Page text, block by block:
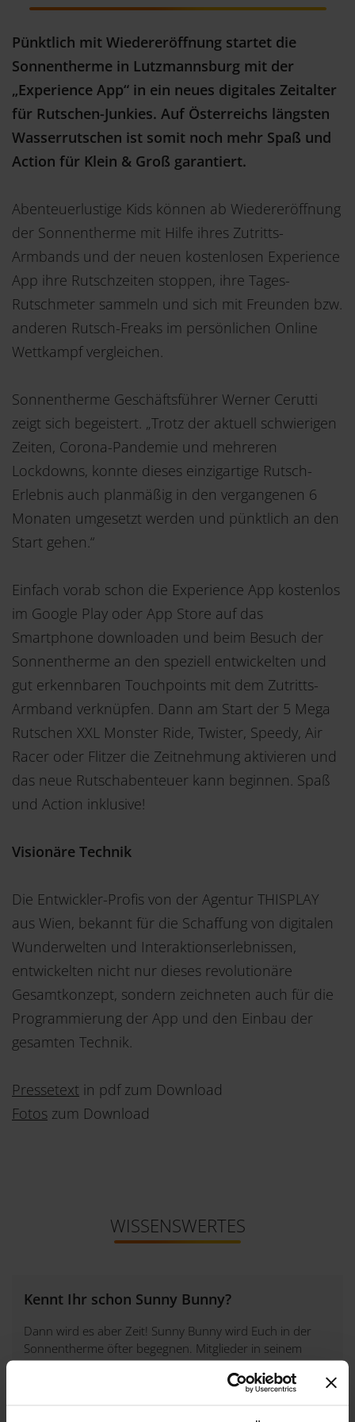
Pünktlich mit Wiedereröffnung startet die
Sonnentherme in Lutzmannsburg mit der
„Experience App“ in ein neues digitales Zeitalter
für Rutschen-Junkies. Auf Österreichs längsten
Wasserrutschen ist somit noch mehr Spaß und
Action für Klein & Groß garantiert.
Abenteuerlustige Kids können ab Wiedereröffnung
der Sonnentherme mit Hilfe ihres Zutritts-
Armbands und der neuen kostenlosen Experience
App ihre Rutschzeiten stoppen, ihre Tages-
Rutschmeter sammeln und sich mit Freunden bzw.
anderen Rutsch-Freaks im persönlichen Online
Wettkampf vergleichen.
Sonnentherme Geschäftsführer Werner Cerutti
zeigt sich begeistert. „Trotz der aktuell schwierigen
Zeiten, Corona-Pandemie und mehreren
Lockdowns, konnte dieses einzigartige Rutsch-
Erlebnis auch planmäßig in den vergangenen 6
Monaten umgesetzt werden und pünktlich an den
Start gehen.“
Einfach vorab schon die Experience App kostenlos
im Google Play oder App Store auf das
Smartphone downloaden und beim Besuch der
Sonnentherme an den speziell entwickelten und
gut erkennbaren Touchpoints mit dem Zutritts-
Armband verknüpfen. Dann am Start der 5 Mega
Rutschen XXL Monster Ride, Twister, Speedy, Air
Racer oder Flitzer die Zeitnehmung aktivieren und
das neue Rutschabenteuer kann beginnen. Spaß
und Action inklusive!
Visionäre Technik
Die Entwickler-Profis von der Agentur THISPLAY
aus Wien, bekannt für die Schaffung von digitalen
Wunderwelten und Interaktionserlebnissen,
entwickelten nicht nur dieses revolutionäre
Gesamtkonzept, sondern zeichneten auch für die
Programmierung der App und den Einbau der
gesamten Technik.
Pressetext in pdf zum Download
Fotos zum Download
WISSENSWERTES
Kennt Ihr schon Sunny Bunny?
Dann wird es aber Zeit! Sunny Bunny wird Euch in der
Sonnentherme öfter begegnen. Mitglieder in seinem
Sunny Bunny Club genießen viele Vorzüge und Vorteils-